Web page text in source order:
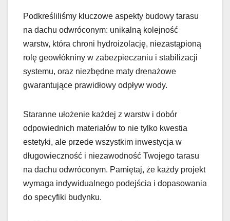
Podkreśliliśmy kluczowe aspekty budowy tarasu
na dachu odwróconym: unikalną kolejność
warstw, która chroni hydroizolację, niezastąpioną
rolę geowłókniny w zabezpieczaniu i stabilizacji
systemu, oraz niezbędne maty drenażowe
gwarantujące prawidłowy odpływ wody.
Staranne ułożenie każdej z warstw i dobór
odpowiednich materiałów to nie tylko kwestia
estetyki, ale przede wszystkim inwestycja w
długowieczność i niezawodność Twojego tarasu
na dachu odwróconym. Pamiętaj, że każdy projekt
wymaga indywidualnego podejścia i dopasowania
do specyfiki budynku.